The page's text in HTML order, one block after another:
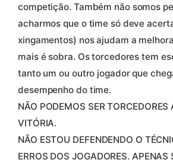
competição. Também não somos
acharmos que o time só deve
xingamentos) nos ajudam a
mais é sobra. Os torcedores tem
tanto um ou outro jogador que
desempenho do time.
NÃO PODEMOS SER TORCEDORES
VITÓRIA.
NÃO ESTOU DEFENDENDO O
ERROS DOS JOGADORES. APENAS